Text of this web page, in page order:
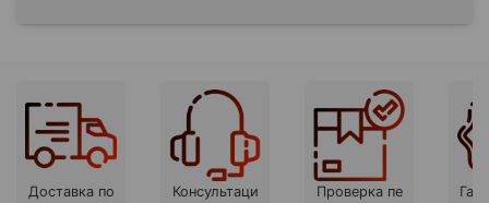
Доставка по
Консультаци
Проверка пе